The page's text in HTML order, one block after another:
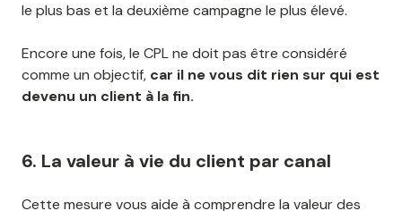
le plus bas et la deuxième campagne le plus élevé.
Encore une fois, le CPL ne doit pas être considéré
comme un objectif, car il ne vous dit rien sur qui est
devenu un client à la fin.
6. La valeur à vie du client par canal
Cette mesure vous aide à comprendre la valeur des